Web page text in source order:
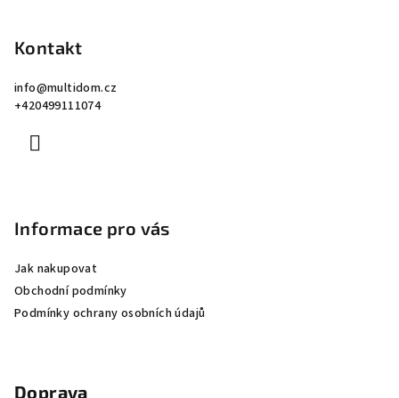
Kontakt
info@multidom.cz
+420499111074
Informace pro vás
Jak nakupovat
Obchodní podmínky
Podmínky ochrany osobních údajů
Doprava